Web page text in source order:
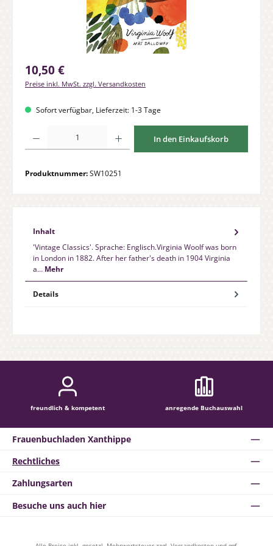
Regulärer Preis:
10,50 €
Preise inkl. MwSt. zzgl. Versandkosten
Sofort verfügbar, Lieferzeit: 1-3 Tage
In den Einkaufskorb
Produktnummer:SW10251
Inhalt
'Vintage Classics'. Sprache: Englisch.Virginia Woolf was born
in London in 1882. After her father's death in 1904 Virginia
a… Mehr
Details
freundlich & kompetent anregende Buchauswahl
Rechtliches
Zahlungsarten
Besuche uns auch hier
Frauenbuchladen Xanthippe